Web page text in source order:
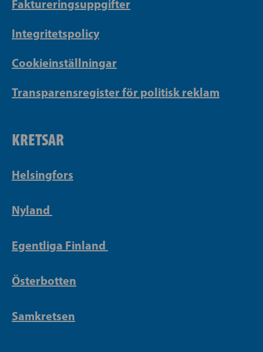
Faktureringsuppgifter
Integritetspolicy
Cookieinställningar
Transparensregister för politisk reklam
KRETSAR
Helsingfors
Nyland
Egentliga Finland
Österbotten
Samkretsen